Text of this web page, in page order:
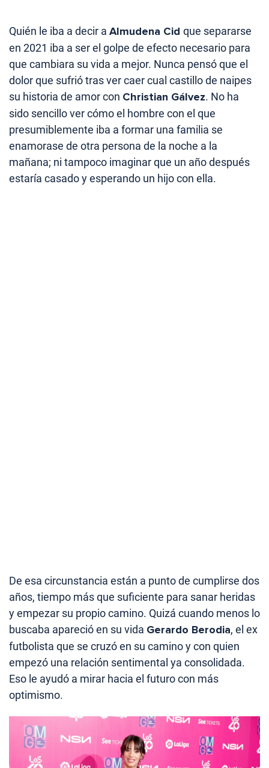
Quién le iba a decir a Almudena Cid que separarse
en 2021 iba a ser el golpe de efecto necesario para
que cambiara su vida a mejor. Nunca pensó que el
dolor que sufrió tras ver caer cual castillo de naipes
su historia de amor con Christian Gálvez. No ha
sido sencillo ver cómo el hombre con el que
presumiblemente iba a formar una familia se
enamorase de otra persona de la noche a la
mañana; ni tampoco imaginar que un año después
estaría casado y esperando un hijo con ella.
De esa circunstancia están a punto de cumplirse dos
años, tiempo más que suficiente para sanar heridas
y empezar su propio camino. Quizá cuando menos lo
buscaba apareció en su vida Gerardo Berodia, el ex
futbolista que se cruzó en su camino y con quien
empezó una relación sentimental ya consolidada.
Eso le ayudó a mirar hacia el futuro con más
optimismo.